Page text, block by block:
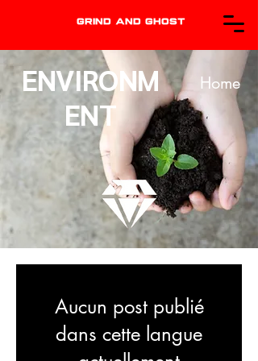
GRIND AND GHOST
ENVIRONM
ENT
Home
Aucun post publié
dans cette langue